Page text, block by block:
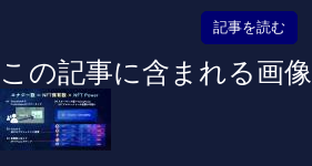
記事を読む
この記事に含まれる画像